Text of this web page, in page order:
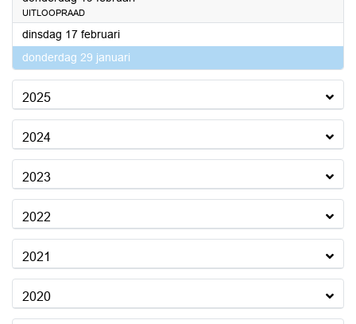
UITLOOPRAAD
dinsdag 17 februari2026
donderdag 29 januari
2025
2024
2023
2022
2021
2020